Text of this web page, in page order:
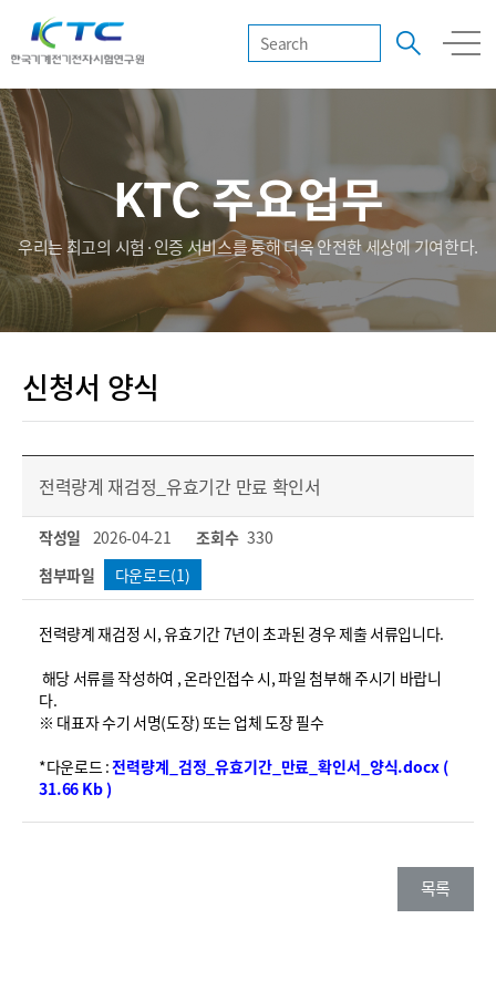
KTC 주요업무
우리는 최고의 시험·인증 서비스를 통해 더욱 안전한 세상에 기여한다.
신청서 양식
전력량계 재검정_유효기간 만료 확인서
작성일 2026-04-21 조회수 330
첨부파일
다운로드(1)
전력량계 재검정 시, 유효기간 7년이 초과된 경우 제출 서류입니다.
해당 서류를 작성하여 , 온라인접수 시, 파일 첨부해 주시기 바랍니
다.
※ 대표자 수기 서명(도장) 또는 업체 도장 필수
*다운로드 :전력량계_검정_유효기간_만료_확인서_양식.docx (
31.66 Kb )
목록